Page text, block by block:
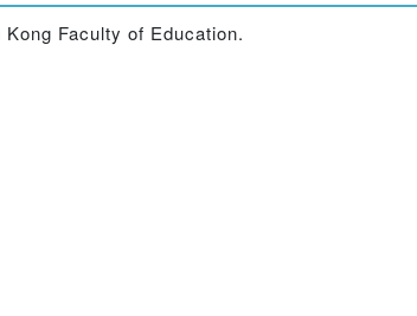
Faculty of Education.